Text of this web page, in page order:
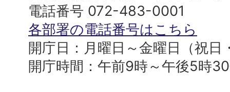
役
所
電話番号 072-483-0001
各部署の電話番号はこちら
開庁日：月曜日～金曜日（祝日
開庁時間：午前9時～午後5時